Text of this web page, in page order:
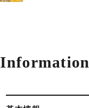
Information